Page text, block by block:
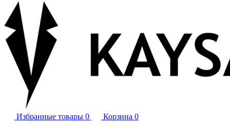
Избранные товары 0 Корзина 0